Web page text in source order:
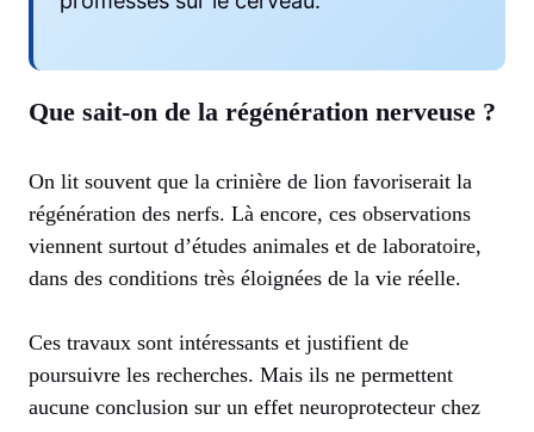
Que sait-on de la régénération nerveuse ?
On lit souvent que la crinière de lion favoriserait la
régénération des nerfs. Là encore, ces observations
viennent surtout d’études animales et de laboratoire,
dans des conditions très éloignées de la vie réelle.
Ces travaux sont intéressants et justifient de
poursuivre les recherches. Mais ils ne permettent
aucune conclusion sur un effet neuroprotecteur chez